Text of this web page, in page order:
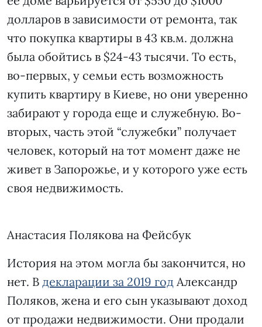
долларов в зависимости от ремонта, так
что покупка квартиры в 43 кв.м. должна
была обойтись в $24-43 тысячи. То есть,
во-первых, у семьи есть возможность
купить квартиру в Киеве, но они уверенно
забирают у города еще и служебную. Во-
вторых, часть этой “служебки” получает
человек, который на тот момент даже не
живет в Запорожье, и у которого уже есть
своя недвижимость.
Анастасия Полякова на Фейсбук
История на этом могла бы закончится, но
нет. В декларации за 2019 год Александр
Поляков, жена и его сын указывают доход
от продажи недвижимости. Они продали